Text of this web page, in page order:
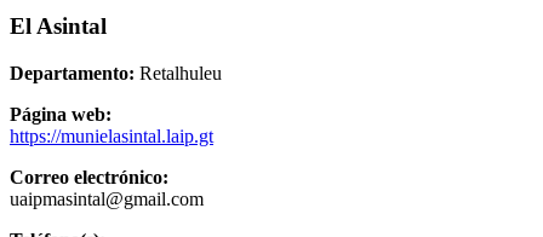
El Asintal
Departamento: Retalhuleu
Página web:
https://munielasintal.laip.gt
Correo electrónico:
uaipmasintal@gmail.com